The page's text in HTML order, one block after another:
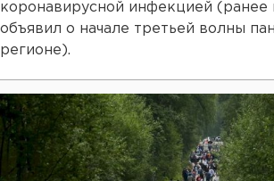
коронавирусной инфекцией (ранее
объявил о начале третьей волны
регионе).